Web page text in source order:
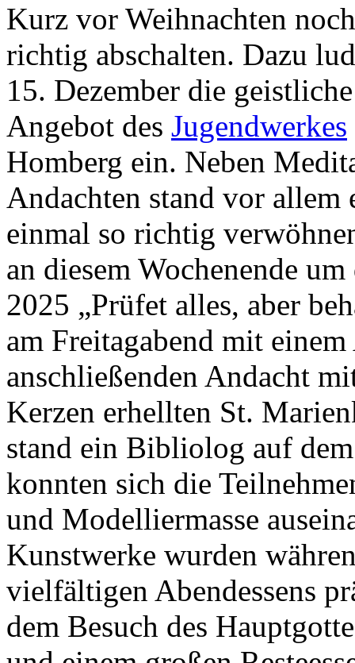
Kurz vor Weihnachten
richtig abschalten. Dazu
15. Dezember die
Angebot des Jugendwerkes
Homberg ein. Neben
Andachten stand vor allem
einmal so richtig
an diesem Wochenende
2025 „Prüfet alles, aber
am Freitagabend mit
anschließenden Andacht
Kerzen erhellten St.
stand ein Bibliolog auf
konnten sich die
und Modelliermasse
Kunstwerke wurden
vielfältigen Abendessens
dem Besuch des